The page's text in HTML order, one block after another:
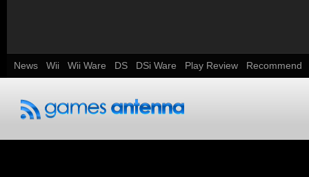
News Wii Wii Ware DS DSi Ware Play Review Recommend